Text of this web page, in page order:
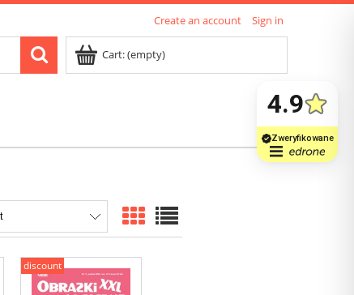
Create an account Sign in
Cart:(empty)
discount